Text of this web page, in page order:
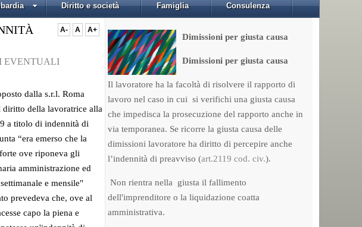
Diritto e società Famiglia Consulenza
A- A A+
EVENTUALI
dalla s.r.l. Roma
della lavoratrice alla
a titolo di indennità di
“era emerso che la
ove riponeva gli
amministrazione ed
e mensile"
prevedeva che, ove al
capo la piena e
Dimissioni per giusta causa
Dimissioni per giusta causa
Il lavoratore ha la facoltà di risolvere il rapporto di
lavoro nel caso in cui si verifichi una giusta causa
che impedisca la prosecuzione del rapporto anche in
via temporanea. Se ricorre la giusta causa delle
dimissioni lavoratore ha diritto di percepire anche
l’indennità di preavviso (art.2119 cod. civ.).
Non rientra nella giusta il fallimento
dell'imprenditore o la liquidazione coatta
amministrativa.